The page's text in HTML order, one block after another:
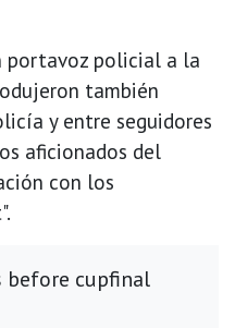
portavoz policial a la
también
y entre seguidores
aficionados del
con los
before cupfinal